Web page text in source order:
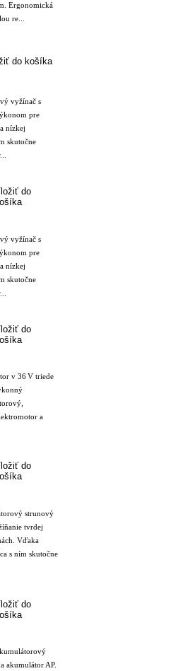
Ergonomická
re...
vyžínač s
pre
nízkej
skutočne
vyžínač s
pre
nízkej
skutočne
v 36 V triede
a
strunový
tvrdej
Vďaka
s ním skutočne
akumulátor AP.